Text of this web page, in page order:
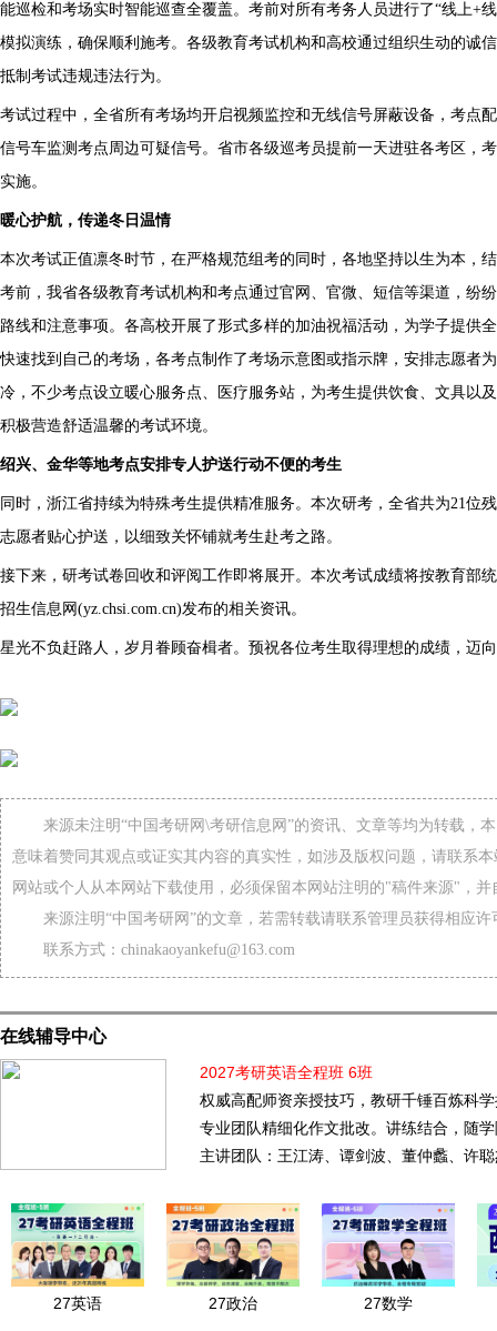
能巡检和考场实时智能巡查全覆盖。考前对所有考务人员进行了“线上+
模拟演练，确保顺利施考。各级教育考试机构和高校通过组织生动的诚
抵制考试违规违法行为。
考试过程中，全省所有考场均开启视频监控和无线信号屏蔽设备，考点
信号车监测考点周边可疑信号。省市各级巡考员提前一天进驻各考区，
实施。
暖心护航，传递冬日温情
本次考试正值凛冬时节，在严格规范组考的同时，各地坚持以生为本，
考前，我省各级教育考试机构和考点通过官网、官微、短信等渠道，纷
路线和注意事项。各高校开展了形式多样的加油祝福活动，为学子提供
快速找到自己的考场，各考点制作了考场示意图或指示牌，安排志愿者
冷，不少考点设立暖心服务点、医疗服务站，为考生提供饮食、文具以
积极营造舒适温馨的考试环境。
绍兴、金华等地考点安排专人护送行动不便的考生
同时，浙江省持续为特殊考生提供精准服务。本次研考，全省共为21位
志愿者贴心护送，以细致关怀铺就考生赴考之路。
接下来，研考试卷回收和评阅工作即将展开。本次考试成绩将按教育部
招生信息网(yz.chsi.com.cn)发布的相关资讯。
星光不负赶路人，岁月眷顾奋楫者。预祝各位考生取得理想的成绩，迈
来源未注明“中国考研网\考研信息网”的资讯、文章等均为转载，
意味着赞同其观点或证实其内容的真实性，如涉及版权问题，请联系
网站或个人从本网站下载使用，必须保留本网站注明的"稿件来源"，
来源注明“中国考研网”的文章，若需转载请联系管理员获得相应许
联系方式：chinakaoyankefu@163.com
在线辅导中心
2027考研英语全程班 6班
权威高配师资亲授技巧，教研千锤百炼科
专业团队精细化作文批改。讲练结合，随
主讲团队：王江涛、谭剑波、董仲蠡、许
27英语 27政治 27数学